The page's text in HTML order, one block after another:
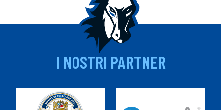
I NOSTRI PARTNER